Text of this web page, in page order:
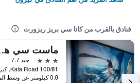
فنادق بالقرب من كاتا سي بريز ريزورت
ماست
3 نجوم
جيد 7.7
0.0 كيلومتر عن وسط المدينة